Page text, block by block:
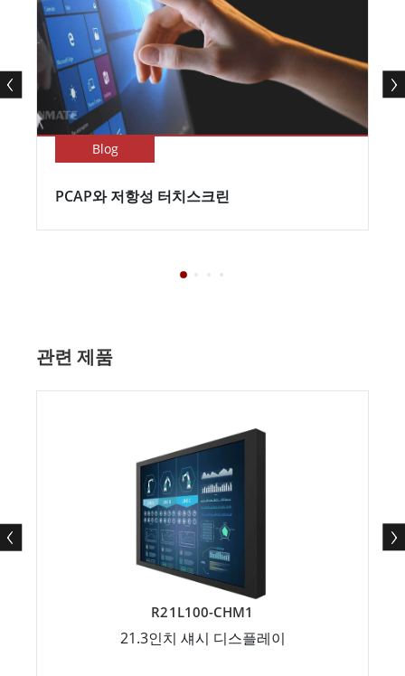
Blog
PCAP와 저항성 터치스크린
관련 제품
R21L100-CHM1
21.3인치 섀시 디스플레이